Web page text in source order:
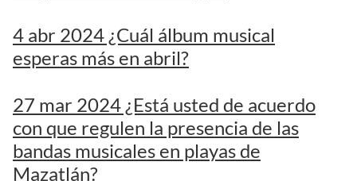
4 abr 2024 ¿Cuál álbum musical
esperas más en abril?
27 mar 2024 ¿Está usted de acuerdo
con que regulen la presencia de las
bandas musicales en playas de
Mazatlán?